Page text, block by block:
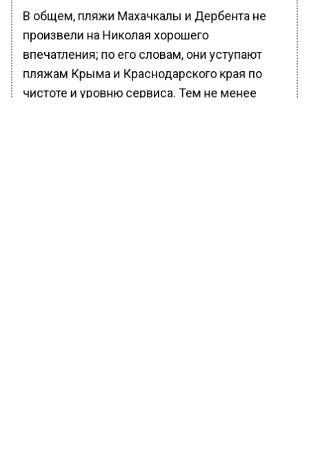
В общем, пляжи Махачкалы и Дербента не
произвели на Николая хорошего
впечатления; по его словам, они уступают
пляжам Крыма и Краснодарского края по
чистоте и уровню сервиса. Тем не менее